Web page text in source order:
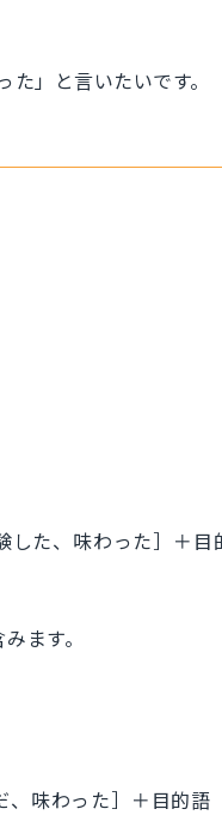
」と言いたいです。
した、味わった］＋
ます。
、味わった］＋目的